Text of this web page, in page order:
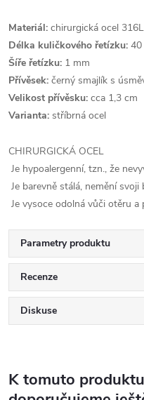
Materiál: chirurgická ocel 316L
Délka kuličkového řetízku: 40
Šíře řetízku: 1 mm
Přívěsek: černý smajlík s
Velikost přívěsku: cca 1,3 cm
Varianta: stříbrná ocel
CHIRURGICKÁ OCEL
Je hypoalergenní, tzn., že
Je barevně stálá, nemění svoji
Je vysoce odolná vůči otěru a
Parametry produktu
Recenze
Diskuse
K tomuto produktu